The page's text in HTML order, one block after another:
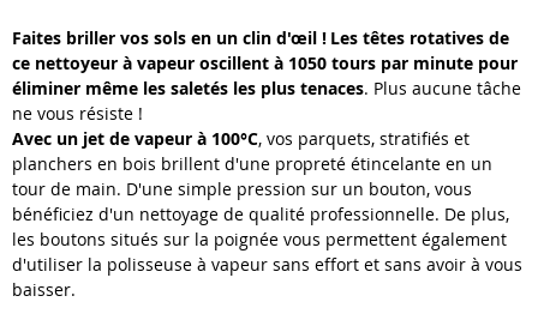
Faites briller vos sols en un clin d'œil ! Les têtes rotatives de
ce nettoyeur à vapeur oscillent à 1050 tours par minute pour
éliminer même les saletés les plus tenaces. Plus aucune tâche
ne vous résiste !
Avec un jet de vapeur à 100°C, vos parquets, stratifiés et
planchers en bois brillent d'une propreté étincelante en un
tour de main. D'une simple pression sur un bouton, vous
bénéficiez d'un nettoyage de qualité professionnelle. De plus,
les boutons situés sur la poignée vous permettent également
d'utiliser la polisseuse à vapeur sans effort et sans avoir à vous
baisser.